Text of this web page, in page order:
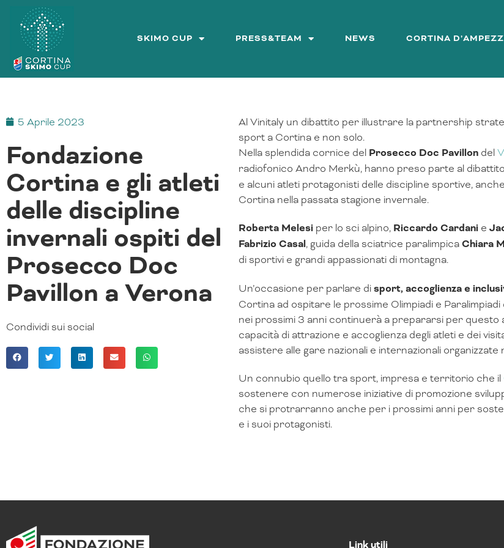
contenuto
SKIMO CUP PRESS&TEAM NEWS CORTINA
5 Aprile 2023
Fondazione
Cortina e gli atleti
delle discipline
invernali ospiti del
Prosecco Doc
Pavillon a Verona
Condividi sui social
Al Vinitaly un dibattito per illustrare la partnership
sport a Cortina e non solo.
Nella splendida cornice del Prosecco Doc Pavillondel
radiofonico Andro Merkù, hanno preso parte al
e alcuni atleti protagonisti delle discipline sportive,
Cortina nella passata stagione invernale.
Roberta Melesiper lo sci alpino, Riccardo Cardanie
Fabrizio Casal, guida della sciatrice paralimpicaChiara
di sportivi e grandi appassionati di montagna.
Un’occasione per parlare disport, accoglienza e
Cortina ad ospitare le prossime Olimpiadi e
nei prossimi 3 anni continuerà a prepararsi per
capacità di attrazione e accoglienza degli atleti e dei
assistere alle gare nazionali e internazionali organizzate
Un connubio quello tra sport, impresa e territorio che il
sostenere con numerose iniziative di promozione
che si protrarranno anche per i prossimi anni per
e i suoi protagonisti.
Link utili